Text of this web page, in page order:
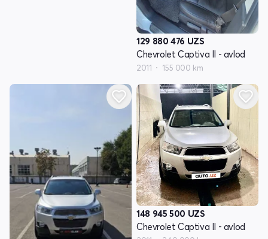
129 880 476 UZS
Chevrolet Captiva II - avlod
2011 155 000 km
148 945 500 UZS
Chevrolet Captiva II - avlod